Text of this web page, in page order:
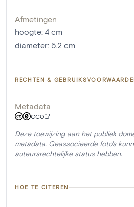
Afmetingen
hoogte: 4 cm
diameter: 5.2 cm
RECHTEN &
Metadata
CC0
Deze toewijzing aan het publiek
metadata. Geassocieerde foto's
auteursrechtelijke status hebben.
HOE TE CITEREN